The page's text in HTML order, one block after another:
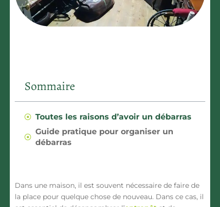
Sommaire
Toutes les raisons d’avoir un débarras
Guide pratique pour organiser un
débarras
Dans une maison, il est souvent nécessaire de faire de
la place pour quelque chose de nouveau. Dans ce cas, il